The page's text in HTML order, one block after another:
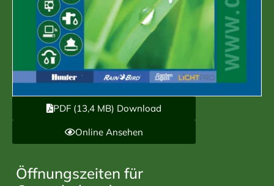
PDF (13,4 MB) Download
Online Ansehen
Öffnungszeiten für